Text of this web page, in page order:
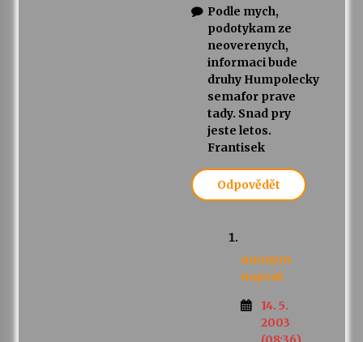
Podle mych,
podotykam ze
neoverenych,
informaci bude
druhy Humpolecky
semafor prave
tady. Snad pry
jeste letos.
Frantisek
Odpovědět
Anonym
napsal:
14. 5.
2003